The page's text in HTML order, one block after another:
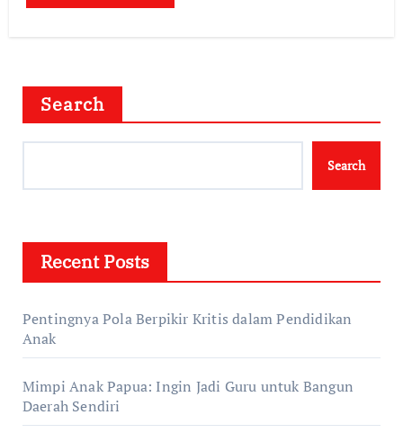
Search
Search
Recent Posts
Pentingnya Pola Berpikir Kritis dalam Pendidikan
Anak
Mimpi Anak Papua: Ingin Jadi Guru untuk Bangun
Daerah Sendiri